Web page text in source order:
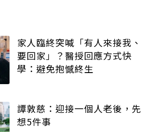
家人臨終突喊「有人來接我、
要回家」？醫授回應方式快
學：避免抱憾終生
譚敦慈：迎接一個人老後，先
想5件事